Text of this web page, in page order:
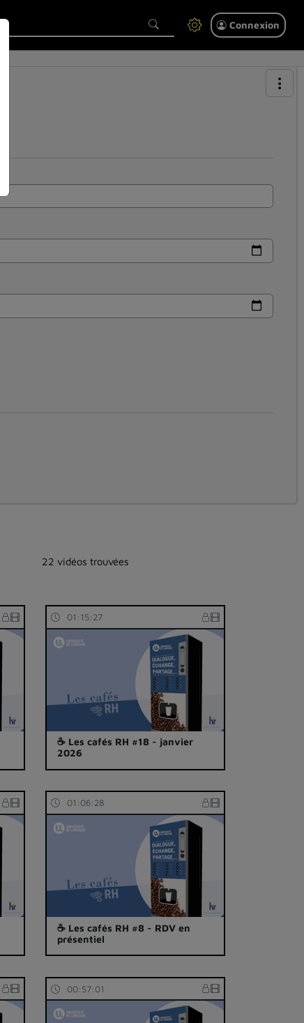
Connexion
22 vidéos trouvées
01:15:27
☕ Les cafés RH #18 - janvier
2026
01:06:28
☕ Les cafés RH #8 - RDV en
présentiel
00:57:01